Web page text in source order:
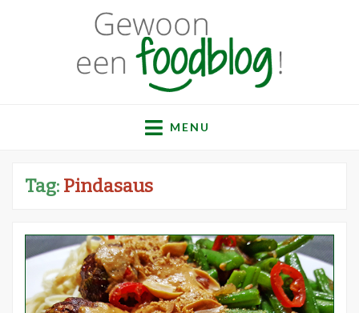
Gewoon een
foodblog!
recepten
MENU
Tag: Pindasaus